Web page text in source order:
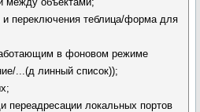
переключения теблица/форма для
в фоновом режиме
...(д линный список));
переадресации локальных портов